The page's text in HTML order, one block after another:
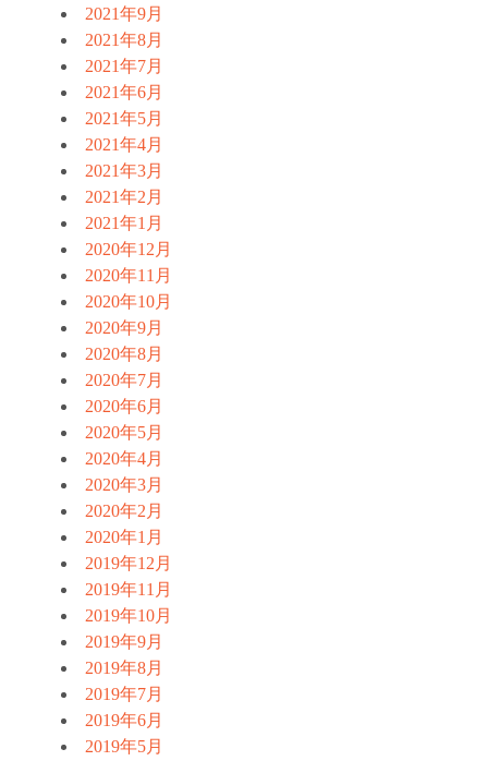
2021年9月
2021年8月
2021年7月
2021年6月
2021年5月
2021年4月
2021年3月
2021年2月
2021年1月
2020年12月
2020年11月
2020年10月
2020年9月
2020年8月
2020年7月
2020年6月
2020年5月
2020年4月
2020年3月
2020年2月
2020年1月
2019年12月
2019年11月
2019年10月
2019年9月
2019年8月
2019年7月
2019年6月
2019年5月